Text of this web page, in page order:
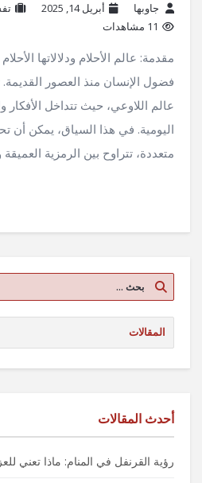
جاوبها أبريل 14, 2025
11 مشاهدات
مقدمة: عالم الأحلام ودلالاتها
فضول الإنسان منذ العصور القديمة.
عالم اللاوعي، حيث تتداخل الأفكار
اليومية. في هذا السياق، يمكن أن
متعددة، تتراوح بين الرمزية العميقة
أحدث المقالات
رؤية القرنفل في المنام: ماذا تعني